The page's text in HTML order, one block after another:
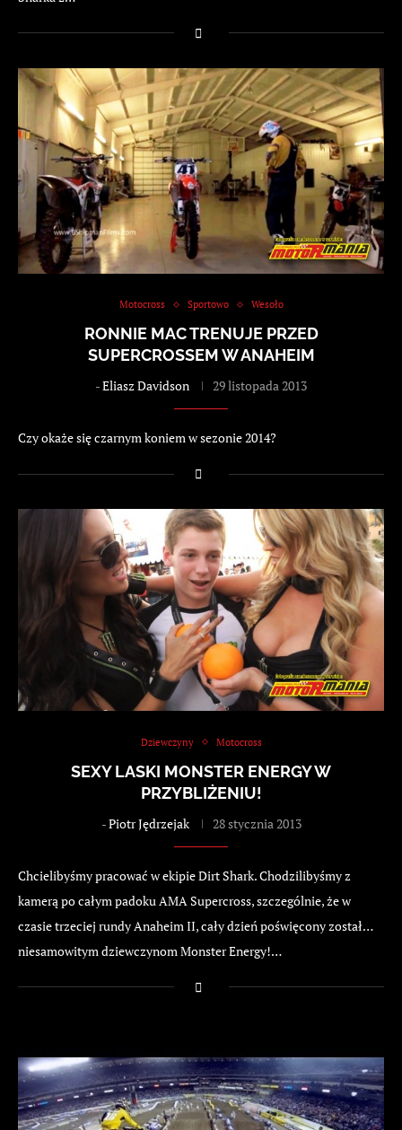
Motocross Sportowo Wesoło
RONNIE MAC TRENUJE PRZED
SUPERCROSSEM W ANAHEIM
-Eliasz Davidson 29 listopada 2013
Czy okaże się czarnym koniem w sezonie 2014?
Dziewczyny Motocross
SEXY LASKI MONSTER ENERGY W
PRZYBLIŻENIU!
-Piotr Jędrzejak 28 stycznia 2013
Chcielibyśmy pracować w ekipie Dirt Shark. Chodzilibyśmy z
kamerą po całym padoku AMA Supercross, szczególnie, że w
czasie trzeciej rundy Anaheim II, cały dzień poświęcony został…
niesamowitym dziewczynom Monster Energy!…